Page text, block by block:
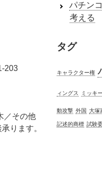
203
／その他
ります。
パチン
考える
タグ
キャラクター権
ィングス ミッキ
動攻撃 外国 大塚
記述的商標 試験